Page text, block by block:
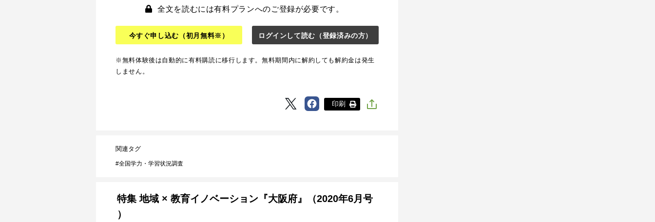
全文を読むには有料プランへのご登録が必要です。
今すぐ申し込む （初月無料※） ログインして読む （登録済みの方）
※無料体験後は自動的に有料購読に移行します。無料期間内に解約しても解約金は発生
しません。
印刷
関連タグ
全国学力・学習状況調査
特集 地域 × 教育イノベーション『大阪府』（2020年6月号
）